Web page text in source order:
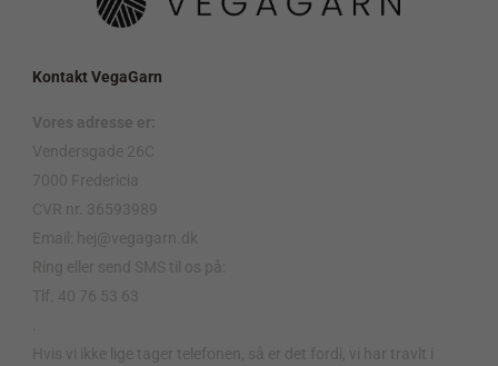
Kontakt VegaGarn
Vores adresse er:
Vendersgade 26C
7000 Fredericia
CVR nr. 36593989
Email: hej@vegagarn.dk
Ring eller send SMS til os på:
Tlf. 40 76 53 63
Hvis vi ikke lige tager telefonen, så er det fordi, vi har travlt i